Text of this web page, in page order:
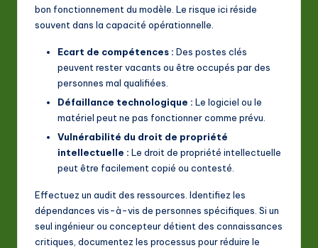
bon fonctionnement du modèle. Le risque ici réside
souvent dans la capacité opérationnelle.
Ecart de compétences : Des postes clés
peuvent rester vacants ou être occupés par des
personnes mal qualifiées.
Défaillance technologique : Le logiciel ou le
matériel peut ne pas fonctionner comme prévu.
Vulnérabilité du droit de propriété
intellectuelle : Le droit de propriété intellectuelle
peut être facilement copié ou contesté.
Effectuez un audit des ressources. Identifiez les
dépendances vis-à-vis de personnes spécifiques. Si un
seul ingénieur ou concepteur détient des connaissances
critiques, documentez les processus pour réduire le